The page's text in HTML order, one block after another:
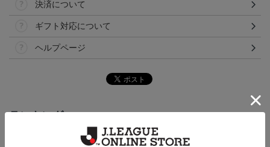
決済について
ギフト対応について
ヘルプページ
ランキング